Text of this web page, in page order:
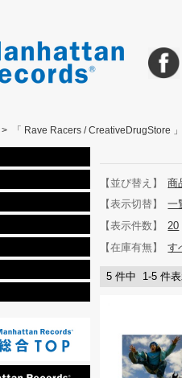
> 「 Rave Racers / CreativeDrugStore
【並び替え】 商
【表示切替】
一
【表示件数】
20
【在庫有無】
す
5 件中 1-5 件